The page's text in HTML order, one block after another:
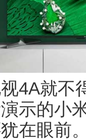
4A就不
示的小
在眼前